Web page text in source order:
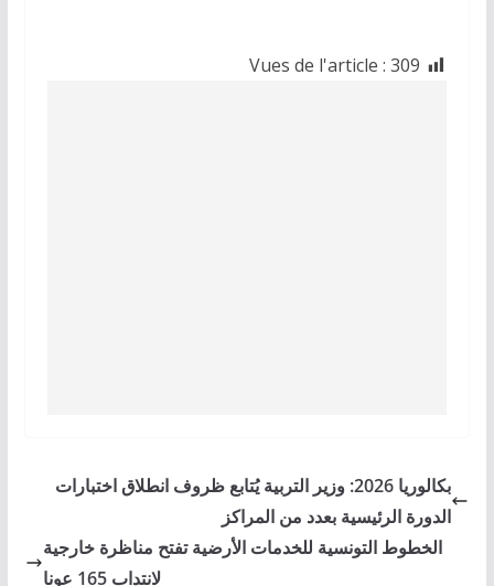
Vues de l'article : 309
بكالوريا 2026: وزير التربية يُتابع ظروف انطلاق اختبارات
الدورة الرئيسية بعدد من المراكز
الخطوط التونسية للخدمات الأرضية تفتح مناظرة خارجية
لانتداب 165 عونا